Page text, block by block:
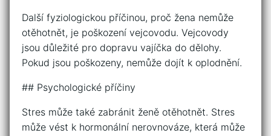
Další fyziologickou příčinou, proč žena nemůže
otěhotnět, je poškození vejcovodu. Vejcovody
jsou důležité pro dopravu vajíčka do dělohy.
Pokud jsou poškozeny, nemůže dojít k oplodnění.
## Psychologické příčiny
Stres může také zabránit ženě otěhotnět. Stres
může vést k hormonální nerovnováze, která může